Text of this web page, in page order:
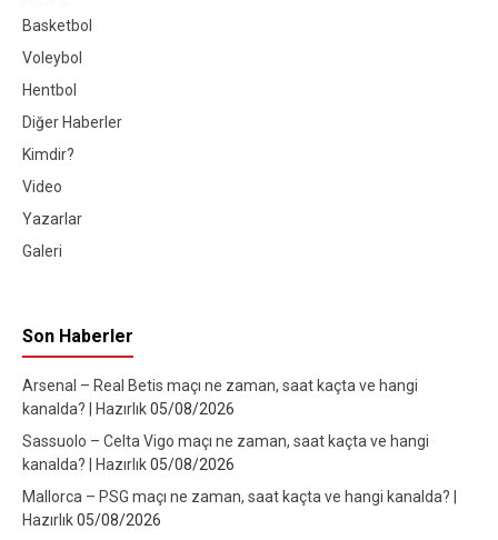
Basketbol
Voleybol
Hentbol
Diğer Haberler
Kimdir?
Video
Yazarlar
Galeri
Son Haberler
Arsenal – Real Betis maçı ne zaman, saat kaçta ve hangi
kanalda? | Hazırlık05/08/2026
Sassuolo – Celta Vigo maçı ne zaman, saat kaçta ve hangi
kanalda? | Hazırlık05/08/2026
Mallorca – PSG maçı ne zaman, saat kaçta ve hangi kanalda? |
Hazırlık05/08/2026